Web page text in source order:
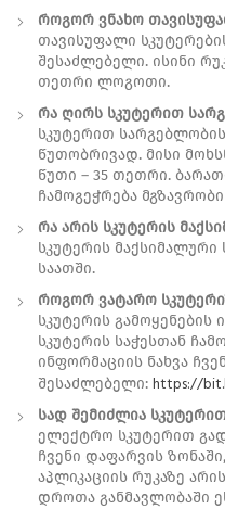
როგორ ვნახო
თავისუფალი
შესაძლებელი. ისინი
თეთრი ლოგოთი.
რა ღირს სკუტერით
სკუტერით
წუთობრივად. მისი
წუთი – 35 თეთრი.
ჩამოგეჭრება
რა არის სკუტერის
სკუტერის
საათში.
როგორ ვატარო
სკუტერის გამოყენების
სკუტერის საჭესთან
ინფორმაციის ნახვა
შესაძლებელი: https://
სად შემიძლია
ელექტრო სკუტერით
ჩვენი დაფარვის
აპლიკაციის რუკაზე
დროთა განმავლობაში